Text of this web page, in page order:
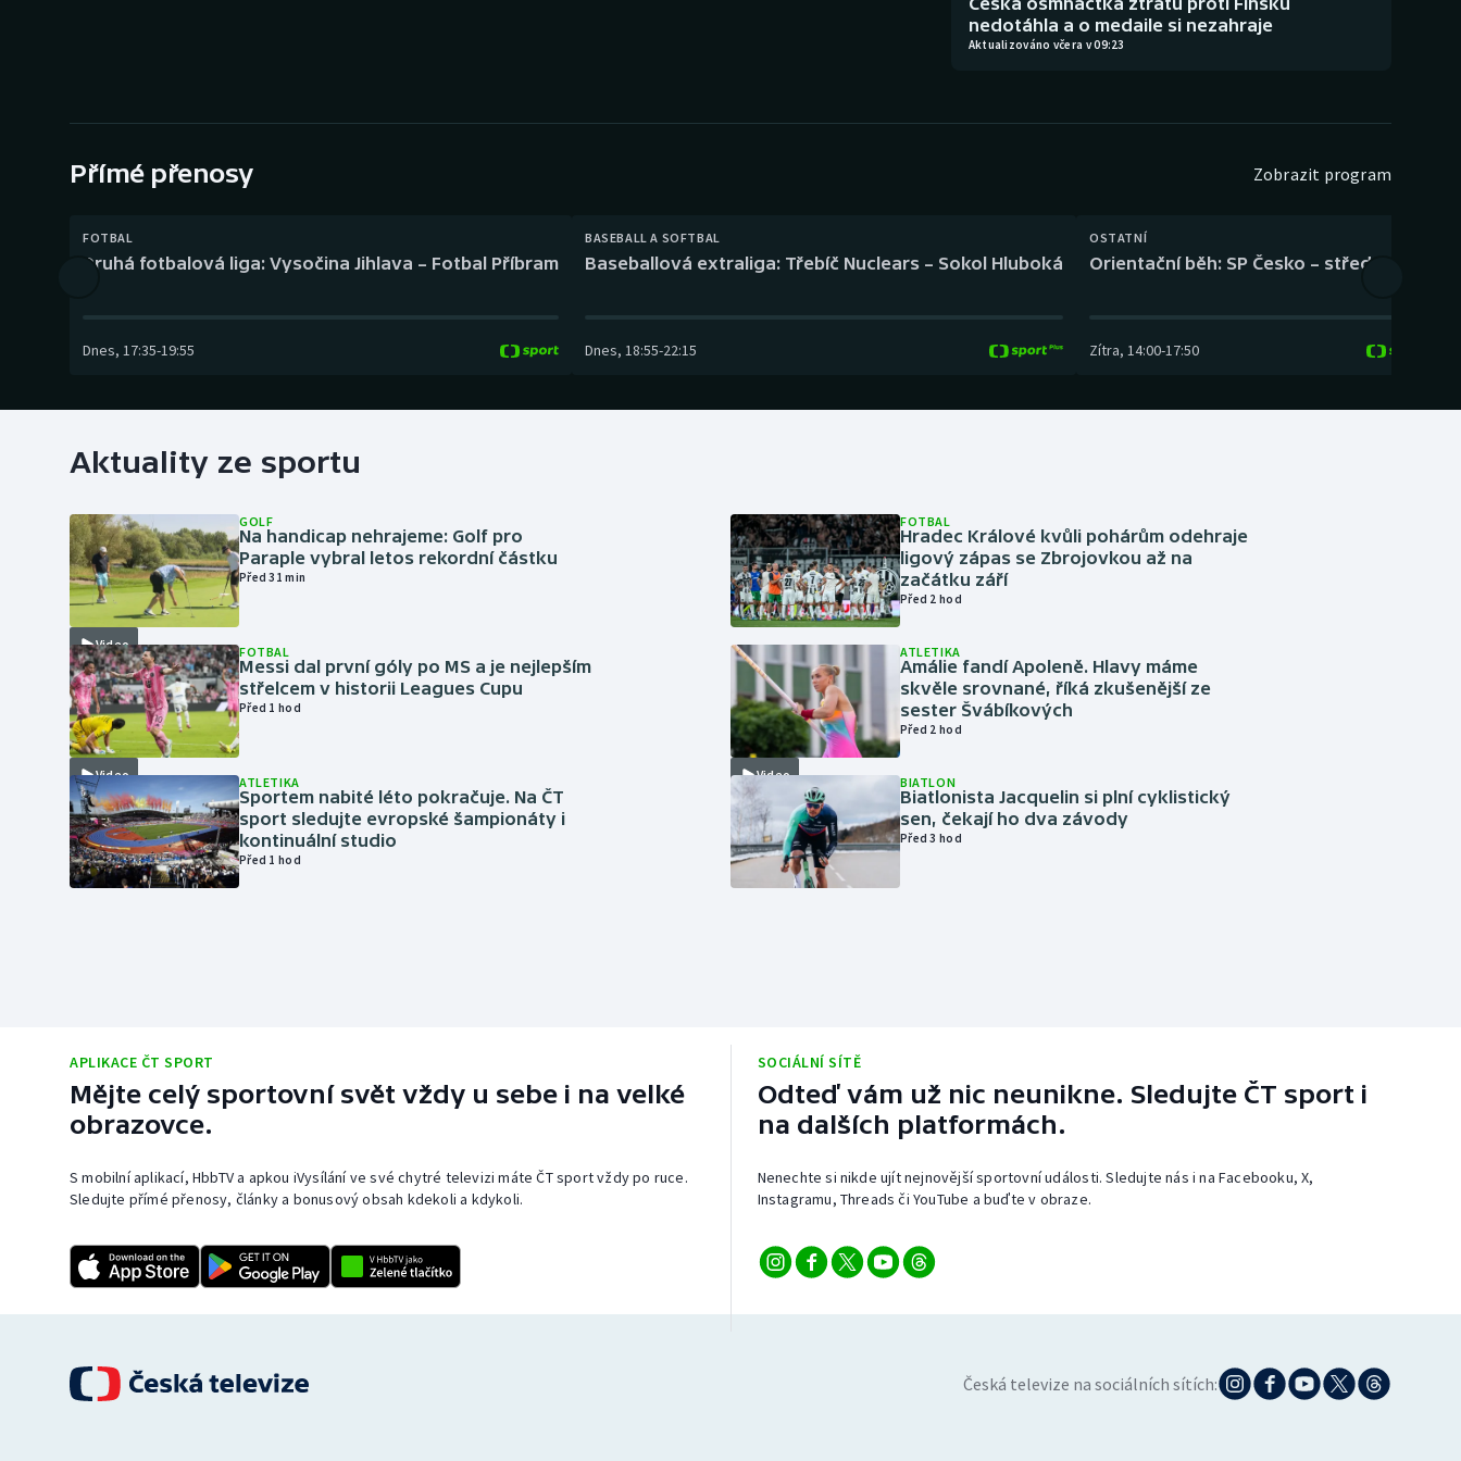
Gymnastika Plážový volejbal
nedotáhla a o medaile si nezahraje
Aktualizováno včera v 09:23
Přímé přenosy Zobrazit program
FOTBAL
Druhá fotbalová liga: Vysočina Jihlava – Fotbal Příbram
Dnes, 17:35-19:55
BASEBALL A SOFTBAL
Baseballová extraliga: Třebíč Nuclears – Sokol Hluboká
Dnes, 18:55-22:15
OSTATNÍ
Orientační běh: SP Česko – střední trať
Zítra, 14:00-17:50
Aktuality ze sportu
Video
GOLF
Na handicap nehrajeme: Golf pro
Paraple vybral letos rekordní částku
Před 31 min
Video
FOTBAL
Messi dal první góly po MS a je nejlepším
střelcem v historii Leagues Cupu
Před 1 hod
ATLETIKA
Sportem nabité léto pokračuje. Na ČT
sport sledujte evropské šampionáty i
kontinuální studio
Před 1 hod
FOTBAL
Hradec Králové kvůli pohárům odehraje
ligový zápas se Zbrojovkou až na
začátku září
Před 2 hod
Video
ATLETIKA
Amálie fandí Apoleně. Hlavy máme
skvěle srovnané, říká zkušenější ze
sester Švábíkových
Před 2 hod
BIATLON
Biatlonista Jacquelin si plní cyklistický
sen, čekají ho dva závody
Před 3 hod
APLIKACE ČT SPORT
Mějte celý sportovní svět vždy u sebe i na velké
obrazovce.
S mobilní aplikací, HbbTV a apkou iVysílání ve své chytré televizi máte ČT sport vždy po ruce.
Sledujte přímé přenosy, články a bonusový obsah kdekoli a kdykoli.
SOCIÁLNÍ SÍTĚ
Odteď vám už nic neunikne. Sledujte ČT sport i
na dalších platformách.
Nenechte si nikde ujít nejnovější sportovní události. Sledujte nás i na Facebooku, X,
Instagramu, Threads či YouTube a buďte v obraze.
Česká televize na sociálních sítích: